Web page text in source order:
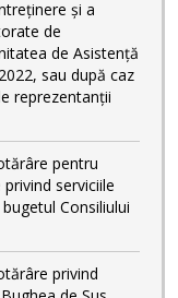
și a
de
de Asistență
sau după caz
reprezentanții
pentru
serviciile
Consiliului
privind